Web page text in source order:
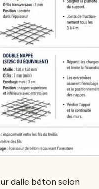
dalle béton selon